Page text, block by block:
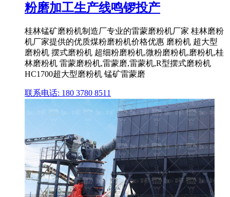
粉磨加工生产线鸣锣投产
桂林锰矿磨粉机制造厂专业的雷蒙磨粉机厂家 桂林磨粉
机厂家提供的优质煤粉磨粉机价格优惠 磨粉机 超大型
磨粉机 摆式磨粉机 超细粉磨粉机,微粉磨粉机,磨粉机,桂
林磨粉机 雷蒙磨粉机,雷蒙磨,雷蒙机,R型摆式磨粉机
HC1700超大型磨粉机 锰矿雷蒙磨
联系电话: 180 3780 8511